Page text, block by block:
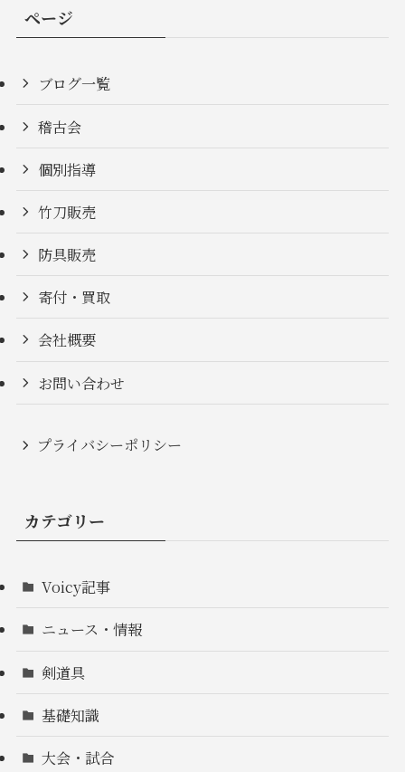
ページ
ブログ一覧
稽古会
個別指導
竹刀販売
防具販売
寄付・買取
会社概要
お問い合わせ
プライバシーポリシー
カテゴリー
Voicy記事
ニュース・情報
剣道具
基礎知識
大会・試合